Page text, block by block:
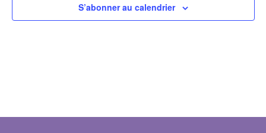
S’abonner au calendrier